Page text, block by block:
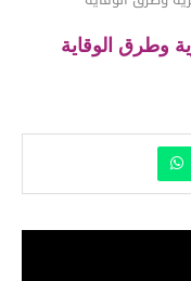
وطرق الوقاية